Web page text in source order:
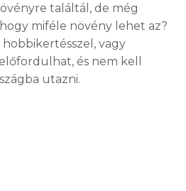
találtál, de még
miféle növény lehet az?
vagy
és nem kell
utazni.